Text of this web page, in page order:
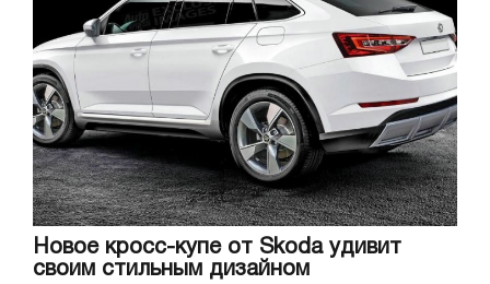
Новое кросс-купе от Skoda удивит
своим стильным дизайном